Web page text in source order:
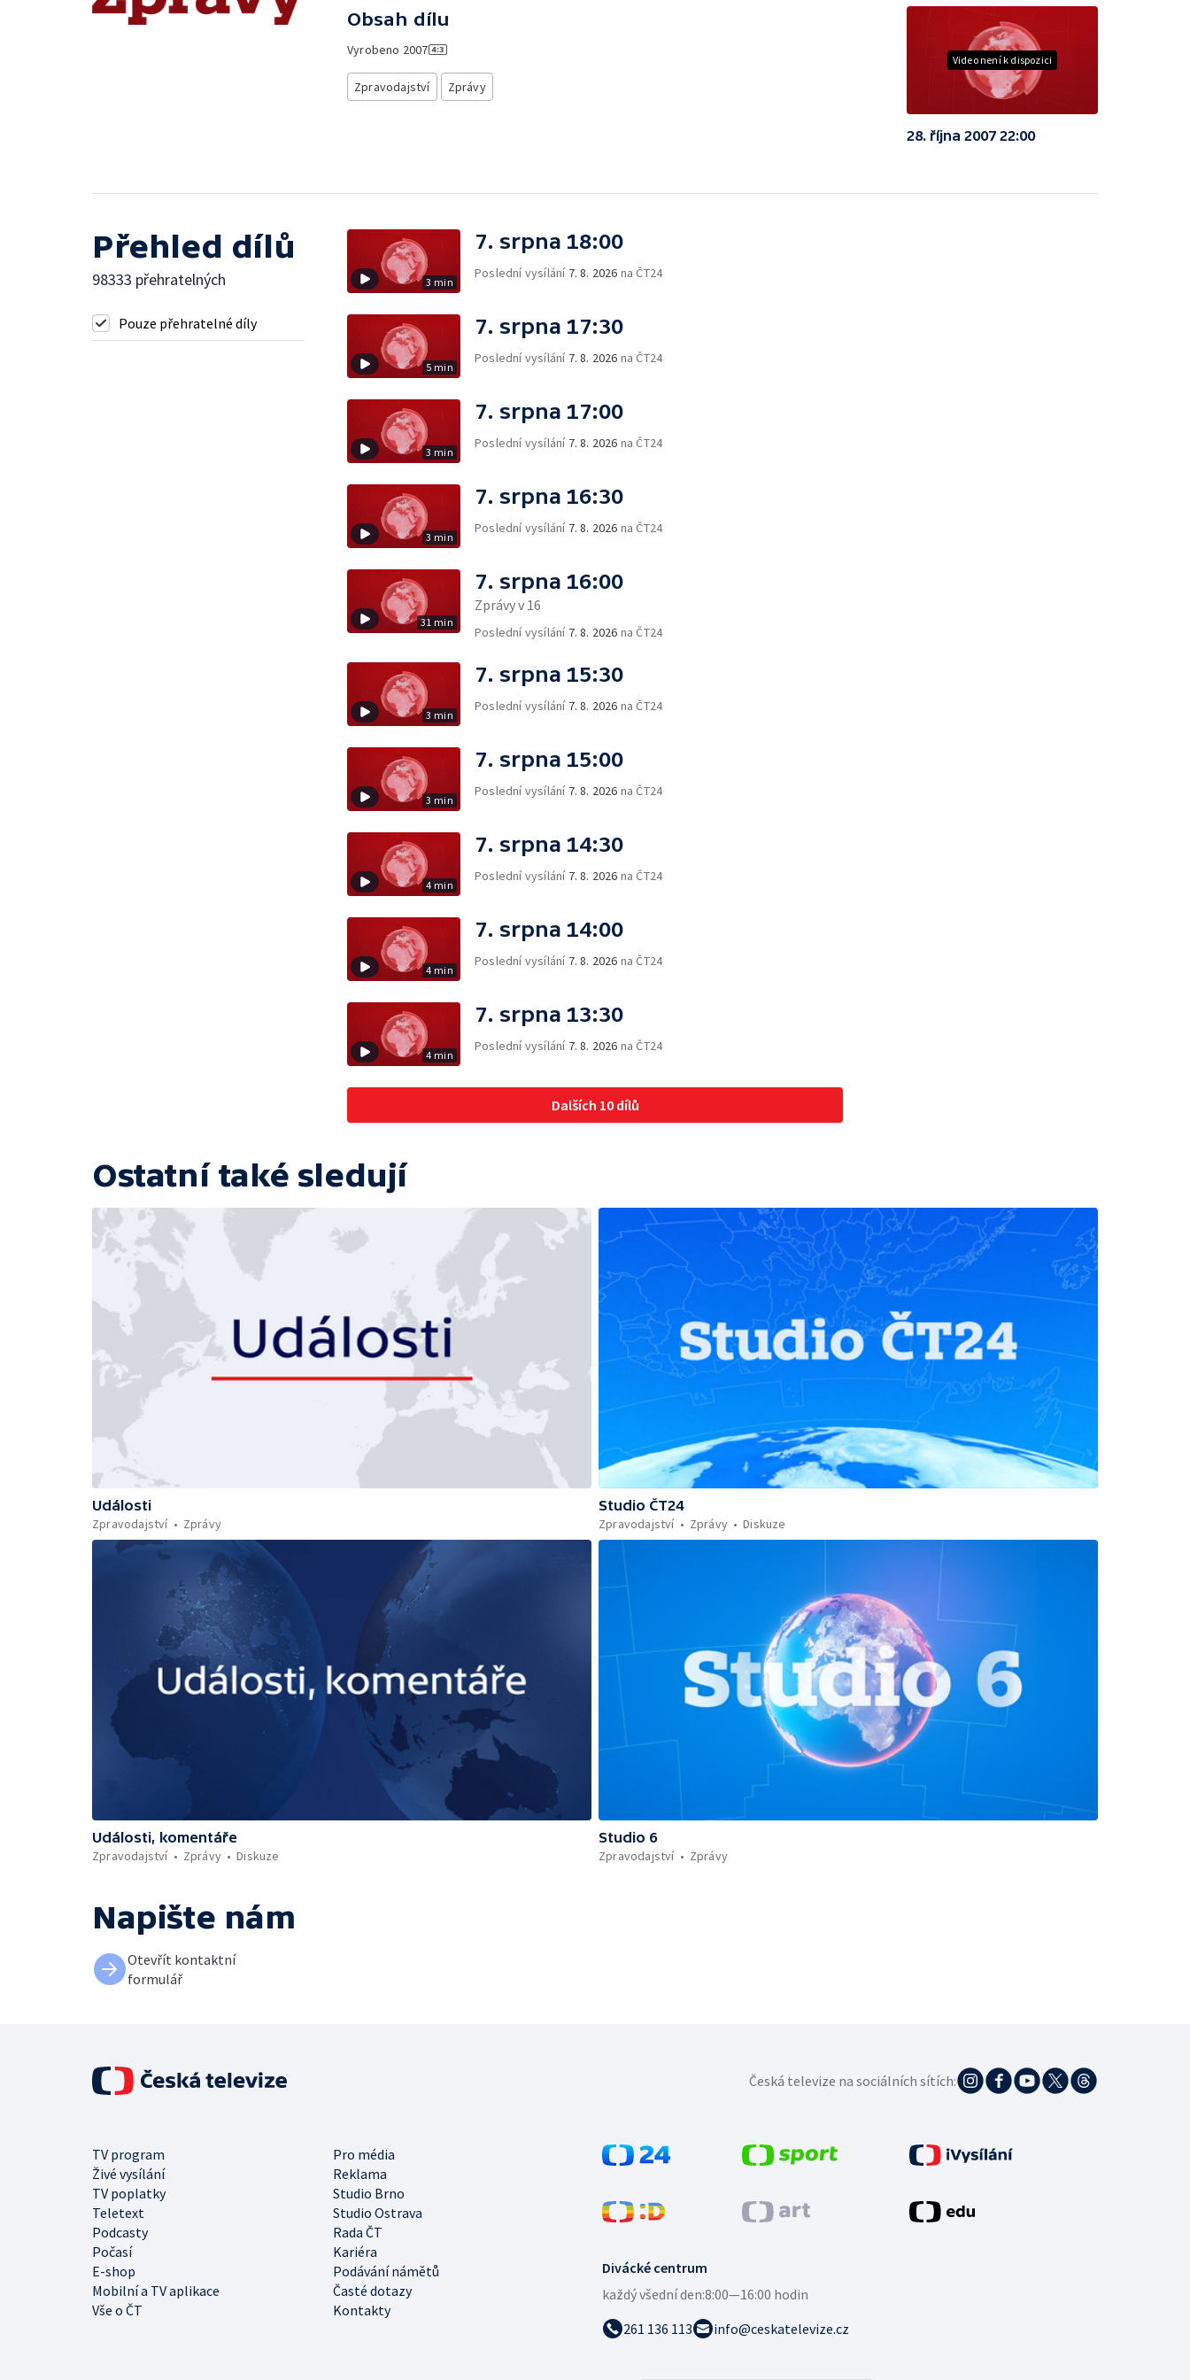
Obsah dílu
Vyrobeno 2007
Zpravodajství Zprávy
Video není k dispozici
28. října 2007 22:00
Přehled dílů
98333 přehratelných
Pouze přehratelné díly
3 min
7. srpna 18:00
Poslední vysílání 7. 8. 2026 na ČT24
5 min
7. srpna 17:30
Poslední vysílání 7. 8. 2026 na ČT24
3 min
7. srpna 17:00
Poslední vysílání 7. 8. 2026 na ČT24
3 min
7. srpna 16:30
Poslední vysílání 7. 8. 2026 na ČT24
31 min
7. srpna 16:00
Zprávy v 16
Poslední vysílání 7. 8. 2026 na ČT24
3 min
7. srpna 15:30
Poslední vysílání 7. 8. 2026 na ČT24
3 min
7. srpna 15:00
Poslední vysílání 7. 8. 2026 na ČT24
4 min
7. srpna 14:30
Poslední vysílání 7. 8. 2026 na ČT24
4 min
7. srpna 14:00
Poslední vysílání 7. 8. 2026 na ČT24
4 min
7. srpna 13:30
Poslední vysílání 7. 8. 2026 na ČT24
Dalších 10 dílů
Ostatní také sledují
Události
Zpravodajství
Zprávy
Studio ČT24
Zpravodajství
Zprávy Diskuze
Události, komentáře
Zpravodajství
Zprávy Diskuze
Studio 6
Zpravodajství
Zprávy
Napište nám
Otevřít kontaktní
formulář
Divácké centrum
každý všední den:8:00—16:00 hodin
261 136 113
info@ceskatelevize.cz
TV program
Pro média
Živé vysílání
Reklama
TV poplatky
Studio Brno
Teletext
Studio Ostrava
Podcasty
Rada ČT
Počasí
Kariéra
E-shop
Podávání námětů
Mobilní a TV aplikace
Časté dotazy
Vše o ČT
Kontakty
Česká televize na sociálních sítích: